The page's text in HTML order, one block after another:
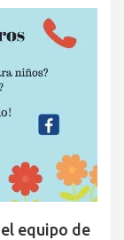
equipo de